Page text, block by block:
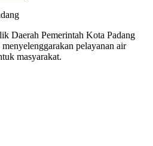
Daerah Pemerintah Kota Padang
pelayanan air
masyarakat.